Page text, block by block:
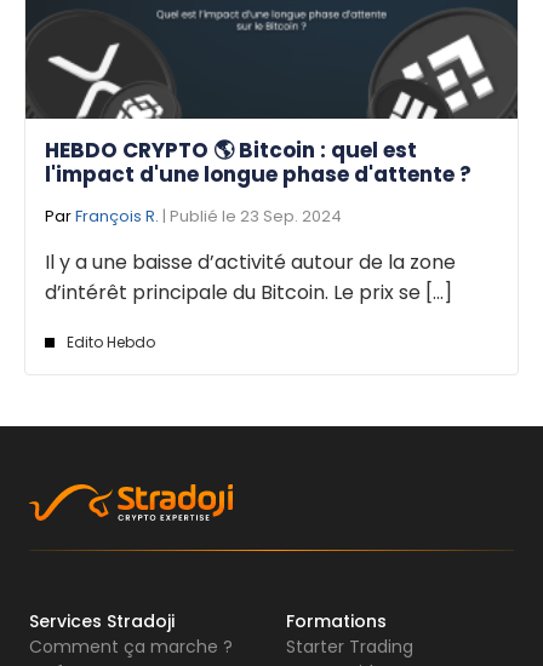
HEBDO CRYPTO 🌎 Bitcoin : quel est
l'impact d'une longue phase d'attente ?
ParFrançois R. | Publié le 23 Sep. 2024
Il y a une baisse d’activité autour de la zone
d’intérêt principale du Bitcoin. Le prix se [...]
Edito Hebdo
Services Stradoji
Comment ça marche ?
Formations
Starter Trading